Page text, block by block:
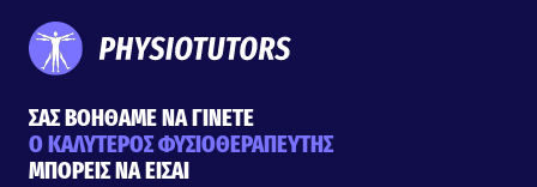
ΣΑΣ ΒΟΗΘΑΜΕ ΝΑ ΓΙΝΕΤΕ
Ο ΚΑΛΥΤΕΡΟΣ ΦΥΣΙΟΘΕΡΑΠΕΥΤΗΣ
ΜΠΟΡΕΙΣ ΝΑ ΕΙΣΑΙ